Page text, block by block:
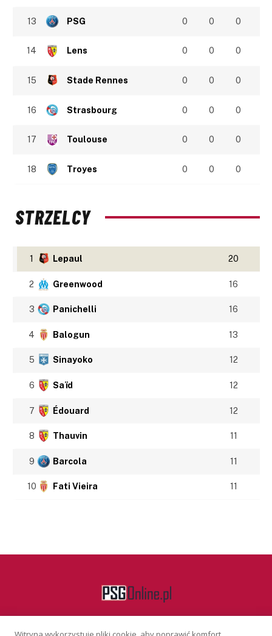
13 PSG 0 0 0
14 Lens 0 0 0
15 Stade Rennes 0 0 0
16 Strasbourg 0 0 0
17 Toulouse 0 0 0
18 Troyes 0 0 0
STRZELCY
1 Lepaul 20
2 Greenwood 16
3 Panichelli 16
4 Balogun 13
5 Sinayoko 12
6 Saïd 12
7 Édouard 12
8 Thauvin 11
9 Barcola 11
10 Fati Vieira 11